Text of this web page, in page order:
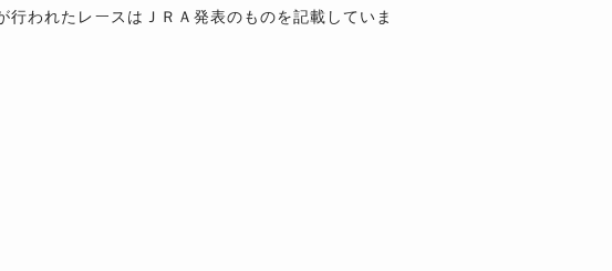
われたレースはＪＲＡ発表のものを記載していま